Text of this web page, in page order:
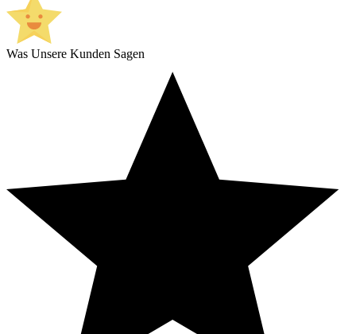
Was Unsere Kunden Sagen